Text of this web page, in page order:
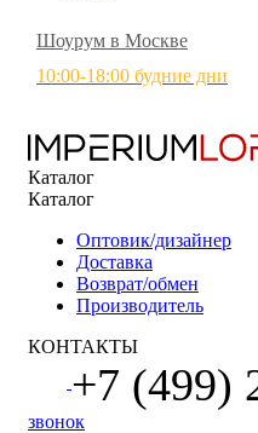
Шоурум в Москве
10:00-18:00 будние дни
Каталог
Каталог
Оптовик/дизайнер
Доставка
Возврат/обмен
Производитель
КОНТАКТЫ
+7 (499)
звонок